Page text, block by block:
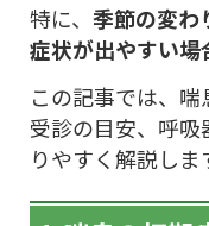
特に、 季節の変わ
症状が出やすい場
この記事では、喘
受診の目安、呼
りやすく解説しま